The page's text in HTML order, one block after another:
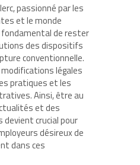
passionné par les
et le monde
de rester
des dispositifs
conventionnelle.
légales
pratiques et les
Ainsi, être au
et des
crucial pour
désireux de
dans ces